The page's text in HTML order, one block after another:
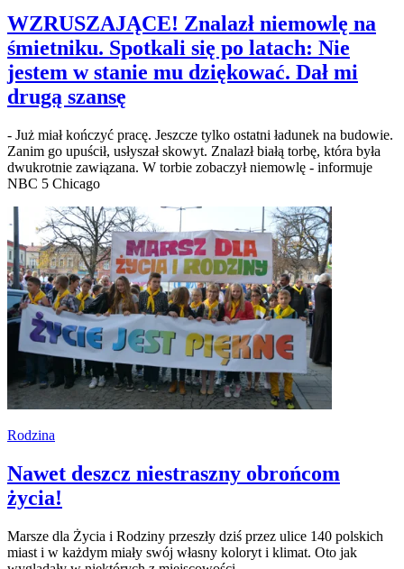
WZRUSZAJĄCE! Znalazł niemowlę na
śmietniku. Spotkali się po latach: Nie
jestem w stanie mu dziękować. Dał mi
drugą szansę
- Już miał kończyć pracę. Jeszcze tylko ostatni ładunek na budowie.
Zanim go upuścił, usłyszał skowyt. Znalazł białą torbę, która była
dwukrotnie zawiązana. W torbie zobaczył niemowlę - informuje
NBC 5 Chicago
Rodzina
Nawet deszcz niestraszny obrońcom
życia!
Marsze dla Życia i Rodziny przeszły dziś przez ulice 140 polskich
miast i w każdym miały swój własny koloryt i klimat. Oto jak